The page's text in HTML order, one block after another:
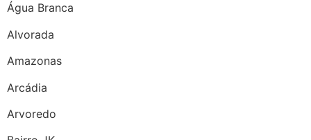
Água Branca
Alvorada
Amazonas
Arcádia
Arvoredo